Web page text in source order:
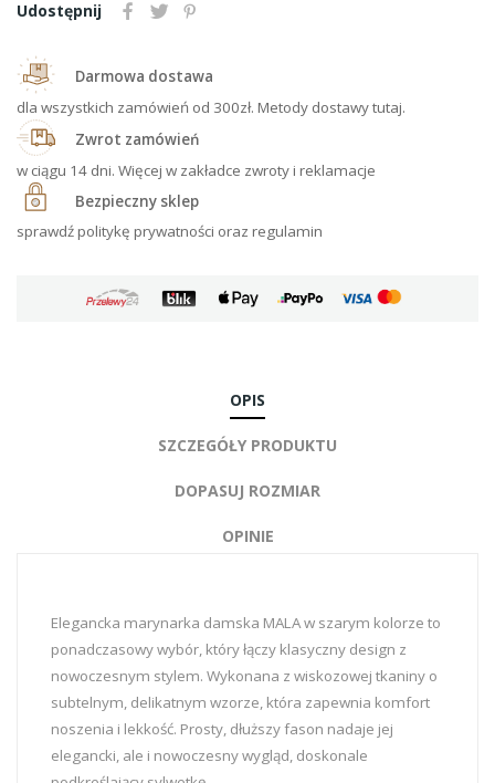
Udostępnij
Darmowa dostawa
dla wszystkich zamówień od 300zł. Metody dostawy tutaj.
Zwrot zamówień
w ciągu 14 dni. Więcej w zakładce zwroty i reklamacje
Bezpieczny sklep
sprawdź politykę prywatności oraz regulamin
OPIS
SZCZEGÓŁY PRODUKTU
DOPASUJ ROZMIAR
OPINIE
Elegancka marynarka damska MALA w szarym kolorze to
ponadczasowy wybór, który łączy klasyczny design z
nowoczesnym stylem. Wykonana z wiskozowej tkaniny o
subtelnym, delikatnym wzorze, która zapewnia komfort
noszenia i lekkość. Prosty, dłuższy fason nadaje jej
elegancki, ale i nowoczesny wygląd, doskonale